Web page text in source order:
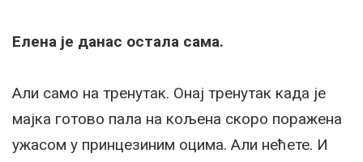
Елена је данас остала сама.
Али само на тренутак. Онај тренутак када је
мајка готово пала на кољена скоро поражена
ужасом у принцезиним оцима. Али нећете. И